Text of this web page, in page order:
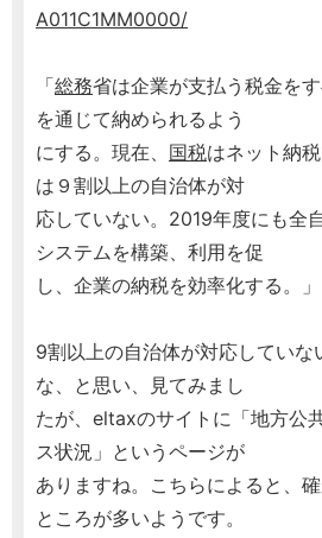
A011C1MM0000/
「総務省は企業が支払う税金を
を通じて納められるよう
にする。現在、 国税はネット納税
は９割以上の自治体が対
応していない。2019年度にも全
システムを構築、利用を促
し、企業の納税を効率化する。」
9割以上の自治体が対応していな
な、と思い、見てみまし
たが、eltaxのサイトに「地方公
ス状況」というページが
ありますね。こちらによると、
ところが多いようです。